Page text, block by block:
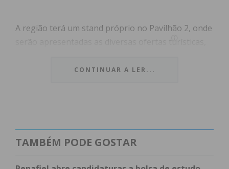
A região terá um stand próprio no Pavilhão 2, onde
Tâmega e Sousa um destino único. Para além disso,
promoção conjunta da região e fortalecendo a sua
internacional.
CONTINUAR A LER...
TAMBÉM PODE GOSTAR